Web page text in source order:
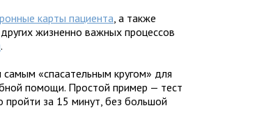
карты пациента, а также
жизненно важных процессов
.
«спасательным кругом» для
помощи. Простой пример — тест
за 15 минут, без большой